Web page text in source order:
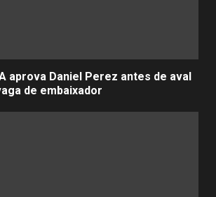
aprova Daniel Perez antes de aval
de embaixador